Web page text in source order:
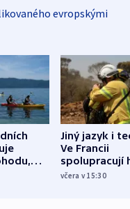
evropskými
Jiný jazyk i
Ve Francii
spolupracují
různých zemí
včera v 15:30